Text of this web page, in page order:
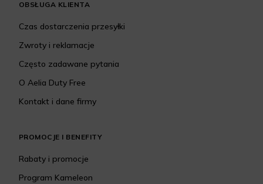
OBSŁUGA KLIENTA
Czas dostarczenia przesyłki
Zwroty i reklamacje
Często zadawane pytania
O Aelia Duty Free
Kontakt i dane firmy
PROMOCJE I BENEFITY
Rabaty i promocje
Program Kameleon